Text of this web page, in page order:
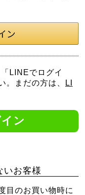
LINEでログイ
。まだの方は、
LI
いお客様
目のお買い物時に